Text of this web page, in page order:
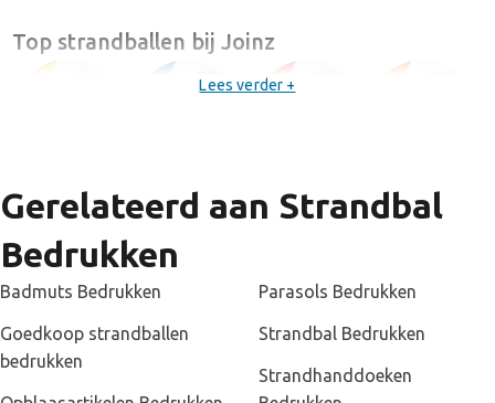
Top strandballen bij Joinz
De top plekwordt ingenomen door onzegoedkoopste
zes kleuren en is afneembaar vanaf 50 stuks met 1 kleur bedrukking.
Een strandbal met logo bedrukking heeft een levertijd van 10
werkdagen. In sommige gevallen is het mogelijk om eerder te
leveren. Dit hangt af van het seizoen en de drukte bij de
vervoersbedrijven. Heb je een spoedaanvraag neem dan snel
Lees verder +
Gerelateerd aan Strandbal
Bedrukken
Badmuts Bedrukken
Goedkoop strandballen
bedrukken
Parasols Bedrukken
Strandbal Bedrukken
Strandhanddoeken